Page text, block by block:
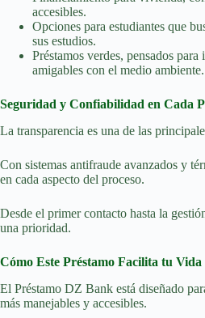
accesibles.
Opciones para estudiantes que
sus estudios.
Préstamos verdes, pensados
amigables con el medio ambiente.
Seguridad y Confiabilidad en Cada
La transparencia es una de las
Con sistemas antifraude avanzados y
en cada aspecto del proceso.
Desde el primer contacto hasta la
una prioridad.
Cómo Este Préstamo Facilita tu
El Préstamo DZ Bank está diseñado
más manejables y accesibles.